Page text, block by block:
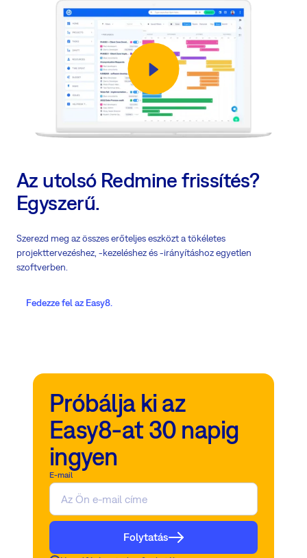
Az utolsó Redmine frissítés?
Egyszerű.
Szerezd meg az összes erőteljes eszközt a tökéletes
projekttervezéshez, -kezeléshez és -irányításhoz egyetlen
szoftverben.
Fedezze fel az Easy8.
Próbálja ki az
Easy8-at 30 napig
ingyen
E-mail
Folytatás